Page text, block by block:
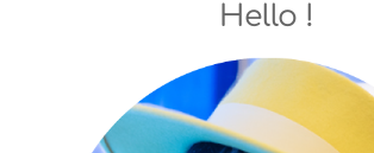
Hello !